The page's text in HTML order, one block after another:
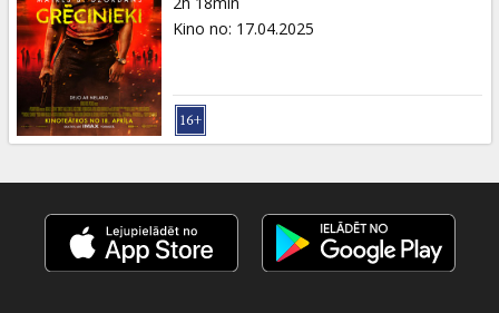
Dāvanu
kartes
Uzkodas
B2B
Kino
Klubs
Kino no: 17.04.2025